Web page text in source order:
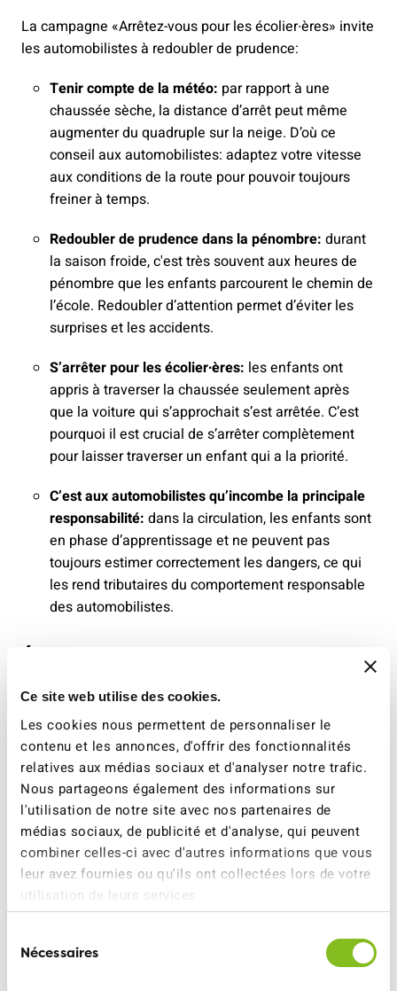
Ce site web utilise des cookies.
Les cookies nous permettent de personnaliser le
contenu et les annonces, d'offrir des fonctionnalités
relatives aux médias sociaux et d'analyser notre trafic.
Nous partageons également des informations sur
l'utilisation de notre site avec nos partenaires de
médias sociaux, de publicité et d'analyse, qui peuvent
combiner celles-ci avec d'autres informations que vous
leur avez fournies ou qu'ils ont collectées lors de votre
utilisation de leurs services.
Nécessaires
La campagne «Arrêtez-vous pour les écolier∙ères» invite
les automobilistes à redoubler de prudence:
Tenir compte de la météo: par rapport à une
chaussée sèche, la distance d’arrêt peut même
augmenter du quadruple sur la neige. D’où ce
conseil aux automobilistes: adaptez votre vitesse
aux conditions de la route pour pouvoir toujours
freiner à temps.
Redoubler de prudence dans la pénombre: durant
la saison froide, c'est très souvent aux heures de
pénombre que les enfants parcourent le chemin de
l’école. Redoubler d’attention permet d’éviter les
surprises et les accidents.
S’arrêter pour les écolier∙ères: les enfants ont
appris à traverser la chaussée seulement après
que la voiture qui s’approchait s’est arrêtée. C’est
pourquoi il est crucial de s’arrêter complètement
pour laisser traverser un enfant qui a la priorité.
C’est aux automobilistes qu’incombe la principale
responsabilité: dans la circulation, les enfants sont
en phase d’apprentissage et ne peuvent pas
toujours estimer correctement les dangers, ce qui
les rend tributaires du comportement responsable
des automobilistes.
Éviter les accidents sur le chemin
Cinq organisations actives dans la sécurité des enfants
sur le chemin de l’école collaborent à la campagne
«Arrêtez-vous pour les écolier∙ères»: l’ATE Association
transports et environnement, Mobilité piétonne Suisse,
VotrePolice, l’organisation faîtière des enseignant·es de
Suisse alémanique LCH, ainsi que le Fonds de sécurité
routière FSR. Cette campagne a pour but de permettre
aux enfants de parcourir leur chemin de l’école en
sécurité et en toute autonomie.
soutient actuellement la campagne. L’affichage d’un